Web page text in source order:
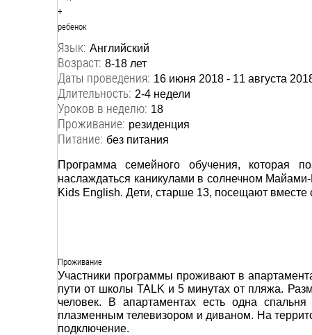
Язык: Английский
Возраст: 8-18 лет
Даты проведения: 16 июня 2018 - 11 августа
Длительность: 2-4 недели
Уроков в неделю: 18
Проживание: резиденция
Питание: без питания
Программа семейного обучения, которая
наслаждаться каникулами в солнечном
Kids English. Дети, старше 13, посещают вместе
Проживание
Участники программы проживают в
пути от школы TALK и 5 минутах от пляжа.
человек. В апартаментах есть одна
плазменным телевизором и диваном. На
подключение.